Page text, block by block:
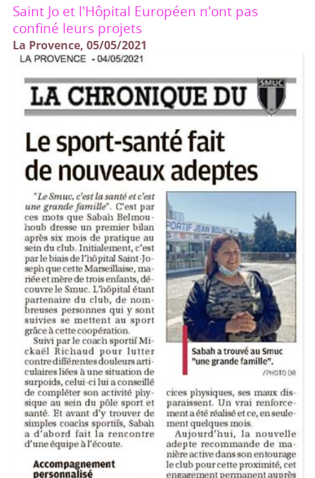
Saint Jo et l'Hôpital Européen n'ont pas
confiné leurs projets
La Provence, 05/05/2021